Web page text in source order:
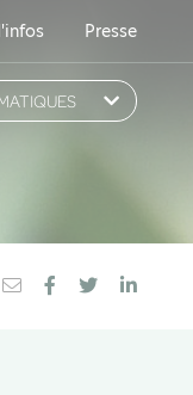
Presse